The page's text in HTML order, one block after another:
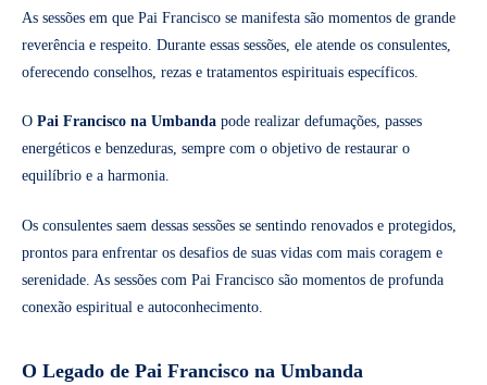
As sessões em que Pai Francisco se manifesta são momentos de grande
reverência e respeito. Durante essas sessões, ele atende os consulentes,
oferecendo conselhos, rezas e tratamentos espirituais específicos.
O Pai Francisco na Umbanda pode realizar defumações, passes
energéticos e benzeduras, sempre com o objetivo de restaurar o
equilíbrio e a harmonia.
Os consulentes saem dessas sessões se sentindo renovados e protegidos,
prontos para enfrentar os desafios de suas vidas com mais coragem e
serenidade. As sessões com Pai Francisco são momentos de profunda
conexão espiritual e autoconhecimento.
O Legado de Pai Francisco na Umbanda